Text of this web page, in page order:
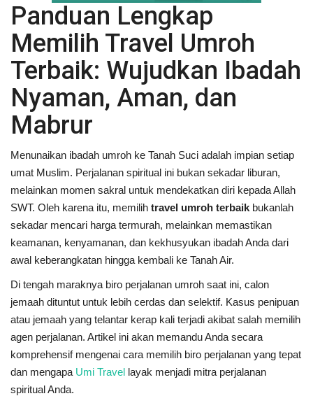
Panduan Lengkap
Memilih Travel Umroh
Terbaik: Wujudkan Ibadah
Nyaman, Aman, dan
Mabrur
Menunaikan ibadah umroh ke Tanah Suci adalah impian setiap
umat Muslim. Perjalanan spiritual ini bukan sekadar liburan,
melainkan momen sakral untuk mendekatkan diri kepada Allah
SWT. Oleh karena itu, memilih travel umroh terbaik bukanlah
sekadar mencari harga termurah, melainkan memastikan
keamanan, kenyamanan, dan kekhusyukan ibadah Anda dari
awal keberangkatan hingga kembali ke Tanah Air.
Di tengah maraknya biro perjalanan umroh saat ini, calon
jemaah dituntut untuk lebih cerdas dan selektif. Kasus penipuan
atau jemaah yang telantar kerap kali terjadi akibat salah memilih
agen perjalanan. Artikel ini akan memandu Anda secara
komprehensif mengenai cara memilih biro perjalanan yang tepat
dan mengapa Umi Travel layak menjadi mitra perjalanan
spiritual Anda.